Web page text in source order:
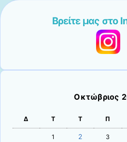
Βρείτε μας στο
Οκτώβριος
Δ Τ Τ Π
1 2 3